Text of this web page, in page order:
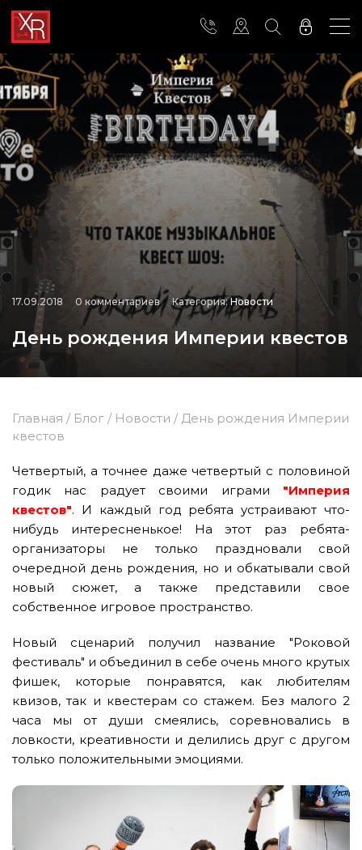
17.09.2018 0 комментариев Категория:Новости
День рождения Империи квестов
Главная / Блог / Новости / День рождения Империи
квестов
Четвертый, а точнее даже четвертый с половиной
годик нас радует своими играми "Империя
квестов". И каждый год ребята устраивают что-
нибудь интересненькое! На этот раз ребята-
организаторы не только праздновали свой
очередной день рождения, но и обкатывали свой
новый сюжет, а также представили свое
собственное игровое пространство.
Новый сценарий получил название "Роковой
фестиваль" и объединил в себе очень много крутых
фишек, которые понравятся, как любителям
квизов, так и квестерам со стажем. Без малого 2
часа мы от души смеялись, соревновались в
ловкости, креативности и делились друг с другом
только положительными эмоциями.